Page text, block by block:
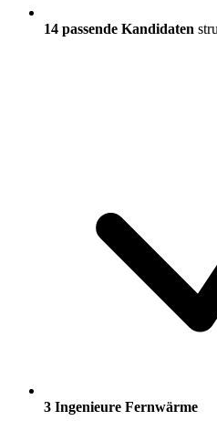
14 passende Kandidaten
3 Ingenieure Fernwärme